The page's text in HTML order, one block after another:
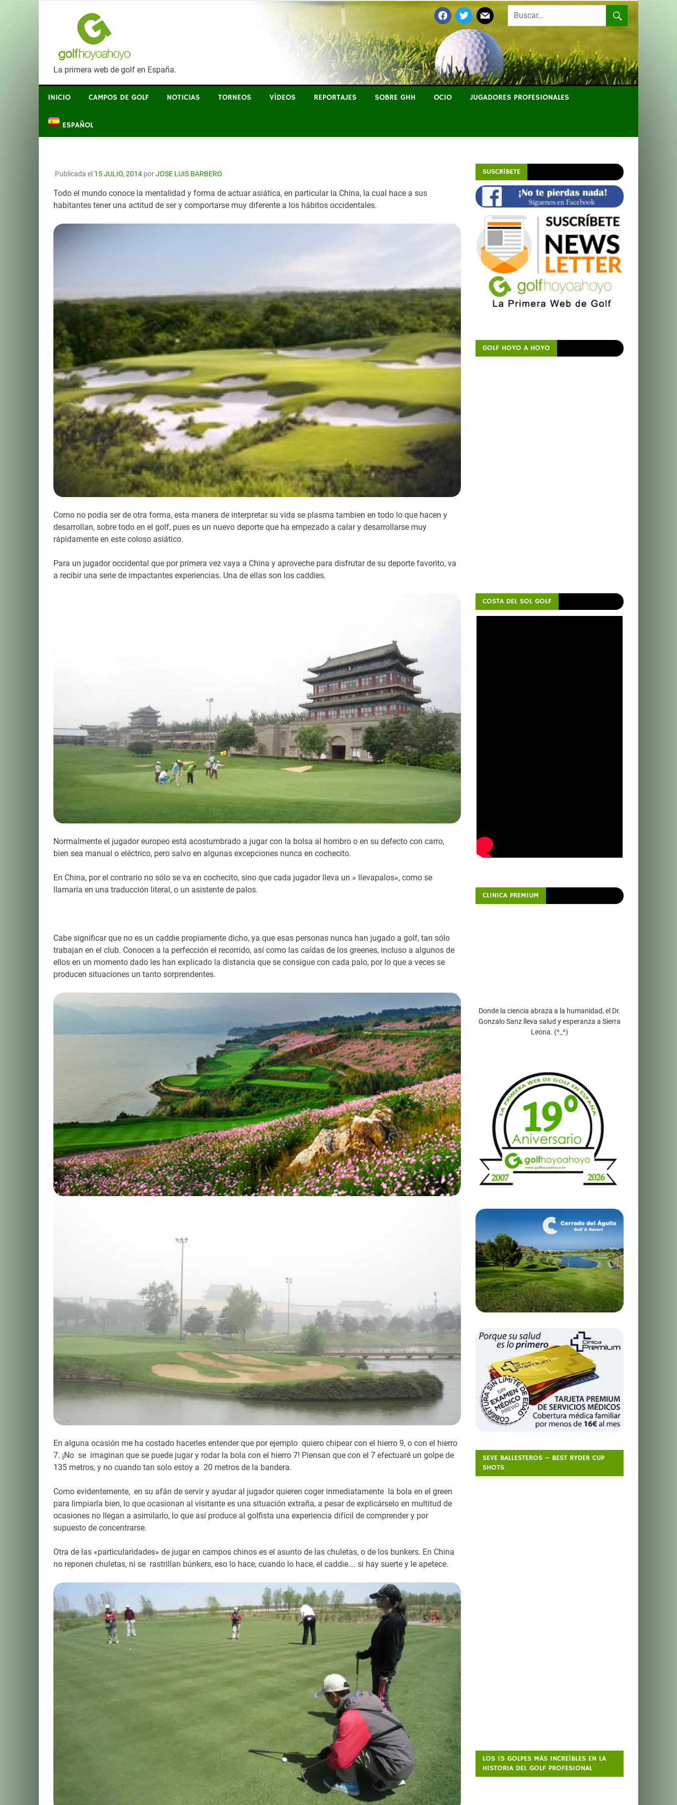
CONTENIDO
GOLF HOYO A HOYO
La primera web de golf en España.
FACEBOOKTWITTER
MAIL
INICIO CAMPOS DE GOLF NOTICIAS TORNEOS VÍDEOS REPORTAJES SOBRE GHH OCIO JUGADORES PROFESIONALES
ESPAÑOL
Publicada el 15 JULIO, 2014porJOSE LUIS BARBERO
Todo el mundo conoce la mentalidad y forma de actuar asiática, en particular la China, la cual hace a sus
habitantes tener una actitud de ser y comportarse muy diferente a los hábitos occidentales.
Como no podía ser de otra forma, esta manera de interpretar su vida se plasma tambien en todo lo que hacen y
desarrollan, sobre todo en el golf, pues es un nuevo deporte que ha empezado a calar y desarrollarse muy
rápidamente en este coloso asiático.
Para un jugador occidental que por primera vez vaya a China y aproveche para disfrutar de su deporte favorito, va
a recibir una serie de impactantes experiencias. Una de ellas son los caddies.
Normalmente el jugador europeo está acostumbrado a jugar con la bolsa al hombro o en su defecto con carro,
bien sea manual o eléctrico, pero salvo en algunas excepciones nunca en cochecito.
En China, por el contrario no sólo se va en cochecito, sino que cada jugador lleva un » llevapalos», como se
llamaría en una traducción literal, o un asistente de palos.
Cabe significar que no es un caddie propiamente dicho, ya que esas personas nunca han jugado a golf, tan sólo
trabajan en el club. Conocen a la perfección el recorrido, así como las caídas de los greenes, incluso a algunos de
ellos en un momento dado les han explicado la distancia que se consigue con cada palo, por lo que a veces se
producen situaciones un tanto sorprendentes.
En alguna ocasión me ha costado hacerles entender que por ejemplo quiero chipear con el hierro 9, o con el hierro
7. ¡No se imaginan que se puede jugar y rodar la bola con el hierro 7! Piensan que con el 7 efectuaré un golpe de
135 metros, y no cuando tan solo estoy a 20 metros de la bandera.
Como evidentemente, en su afán de servir y ayudar al jugador quieren coger inmediatamente la bola en el green
para limpiarla bien, lo que ocasionan al visitante es una situación extraña, a pesar de explicárselo en multitud de
ocasiones no llegan a asimilarlo, lo que así produce al golfista una experiencia difícil de comprender y por
supuesto de concentrarse.
Otra de las «particularidades» de jugar en campos chinos es el asunto de las chuletas, o de los bunkers. En China
no reponen chuletas, ni se rastrillan búnkers, eso lo hace, cuando lo hace, el caddie…. si hay suerte y le apetece.
SUSCRÍBETE
GOLF HOYO A HOYO
COSTA DEL SOL GOLF
CLINICA PREMIUM
Donde la ciencia abraza a la humanidad, el Dr.
Gonzalo Sanz lleva salud y esperanza a Sierra
Leona. (^_^)
SEVE BALLESTEROS – BEST RYDER CUP
SHOTS
LOS 15 GOLPES MÁS INCREÍBLES EN LA
HISTORIA DEL GOLF PROFESIONAL